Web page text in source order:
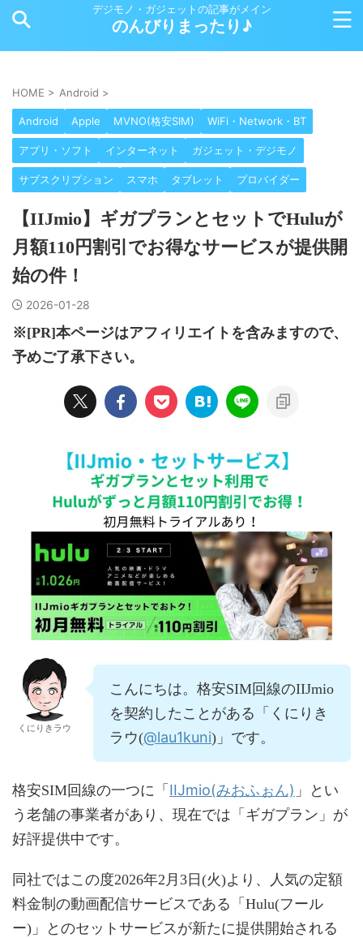
デジモノ・ガジェットの記事がメイン
のんびりまったり♪
HOME > Android >
Android Apple MVNO(格安SIM) WiFi・Network・BT
アプリ・ソフト インターネット ガジェット・デジモノ
サブスクリプション スマホ タブレット プロバイダー
【IIJmio】ギガプランとセットでHuluが
月額110円割引でお得なサービスが提供開
始の件！
2026-01-28
※[PR]本ページはアフィリエイトを含みますので、
予めご了承下さい。
くにりきラウ
こんにちは。格安SIM回線のIIJmio
を契約したことがある「くにりき
ラウ(@lau1kuni)」です。
格安SIM回線の一つに「 IIJmio(みおふぉん) 」とい
う老舗の事業者があり、現在では「ギガプラン」が
好評提供中です。
同社ではこの度2026年2月3日(火)より、人気の定額
料金制の動画配信サービスである「Hulu(フール
ー)」とのセットサービスが新たに提供開始される